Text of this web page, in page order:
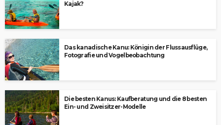
Kajak?
Das kanadische Kanu: Königin der Flussausflüge,
Fotografie und Vogelbeobachtung
Die besten Kanus: Kaufberatung und die 8 besten
Ein- und Zweisitzer-Modelle